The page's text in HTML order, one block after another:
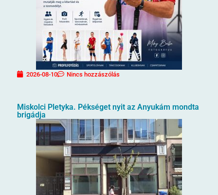
2026-08-10 Nincs hozzászólás
Miskolci Pletyka. Pékséget nyit az Anyukám mondta
brigádja